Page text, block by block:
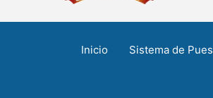
Inicio Sistema de